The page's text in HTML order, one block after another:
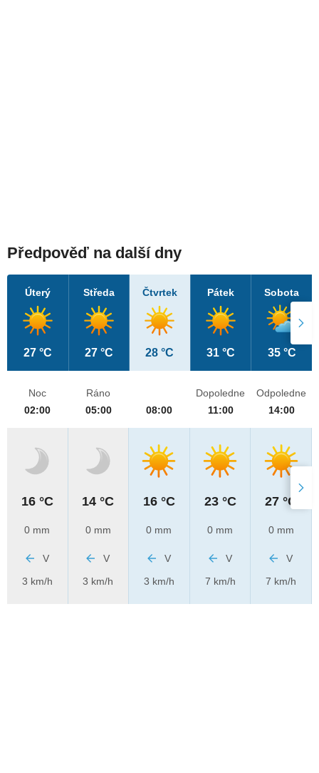
Předpověď na další dny
Úterý
27 °C
Středa
27 °C
Čtvrtek
28 °C
Pátek
31 °C
Sobota
35 °C
Noc
02:00
16 °C
0 mm
V
3 km/h
Ráno
05:00
14 °C
0 mm
V
3 km/h
08:00
16 °C
0 mm
V
3 km/h
Dopoledne
11:00
23 °C
0 mm
V
7 km/h
Odpoledne
14:00
27 °C
0 mm
V
7 km/h